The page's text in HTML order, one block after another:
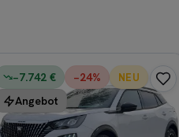
−7.742 € −24% NEU
Angebot